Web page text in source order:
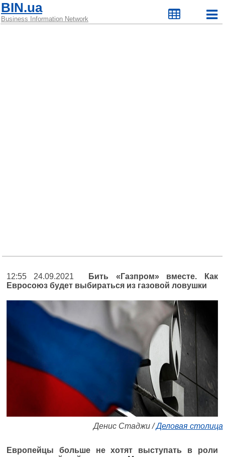
BIN.ua
Business Information Network
12:55 24.09.2021
Бить «Газпром» вместе. Как
Евросоюз будет выбираться из газовой ловушки
Денис Стаджи /Деловая столица
Европейцы больше не хотят выступать в роли